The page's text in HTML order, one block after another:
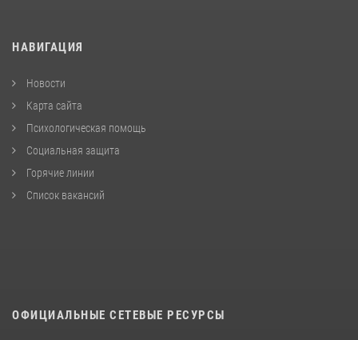
НАВИГАЦИЯ
Новости
Карта сайта
Психологическая помощь
Социальная защита
Горячие линии
Список вакансий
ОФИЦИАЛЬНЫЕ СЕТЕВЫЕ РЕСУРСЫ